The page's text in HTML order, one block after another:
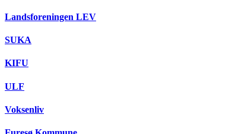
Landsforeningen LEV
SUKA
KIFU
ULF
Voksenliv